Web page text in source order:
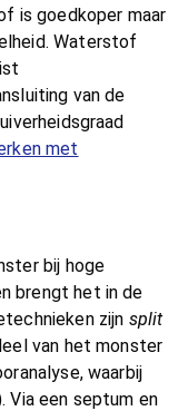
is goedkoper maar
Waterstof
van de
met
bij hoge
brengt het in de
zijn split
van het monster
waarbij
Via een septum en